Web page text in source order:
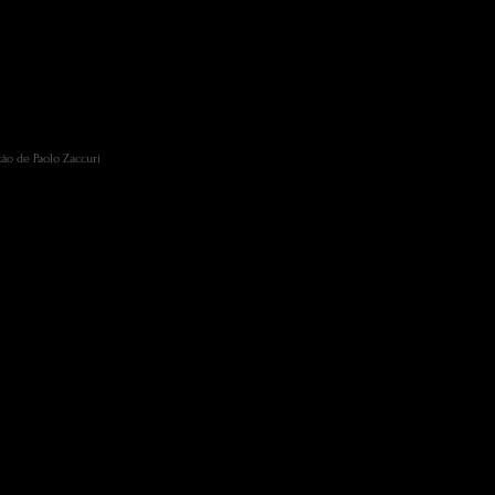
da
de vivência
ficaram
de Paolo Zaccuri